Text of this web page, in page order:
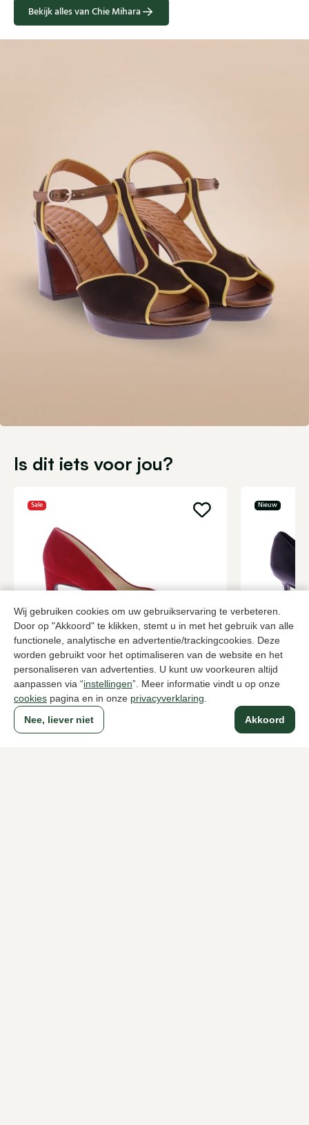
Wij gebruiken cookies om uw gebruikservaring te verbeteren.
Door op "Akkoord" te klikken, stemt u in met het gebruik van alle
functionele, analytische en advertentie/trackingcookies. Deze
worden gebruikt voor het optimaliseren van de website en het
personaliseren van advertenties. U kunt uw voorkeuren altijd
aanpassen via “instellingen”. Meer informatie vindt u op onze
cookies pagina en in onze privacyverklaring
Akkoord
Nee, liever niet
Bekijk alles van Chie Mihara
Is dit iets voor jou?
Sale
Unisa
Rode pumps dames
129,9578,00
Nieuw
Guglielmo
Zwarte
265,00